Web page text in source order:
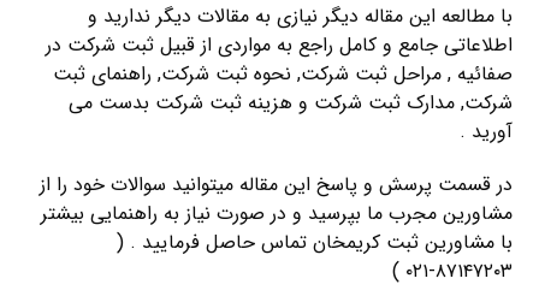
با مطالعه این مقاله دیگر نیازی به مقالات دیگر ندارید و
اطلاعاتی جامع و کامل راجع به مواردی از قبیل ثبت شرکت در
صفائیه , مراحل ثبت شرکت, نحوه ثبت شرکت, راهنمای ثبت
شرکت, مدارک ثبت شرکت و هزینه ثبت شرکت بدست می
آورید .
در قسمت پرسش و پاسخ این مقاله میتوانید سوالات خود را از
مشاورین مجرب ما بپرسید و در صورت نیاز به راهنمایی بیشتر
با مشاورین ثبت کریمخان تماس حاصل فرمایید . (
۸۷۱۴۷۲۰۳-۰۲۱ )